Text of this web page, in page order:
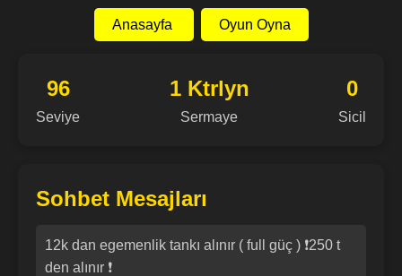
Anasayfa Oyun Oyna
96
Seviye
1 Ktrlyn
Sermaye
0
Sicil
Sohbet Mesajları
12k dan egemenlik tankı alınır ( full güç ) ❗250 t
den alınır ❗